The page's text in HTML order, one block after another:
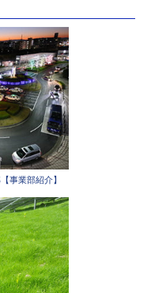
事業部紹介】